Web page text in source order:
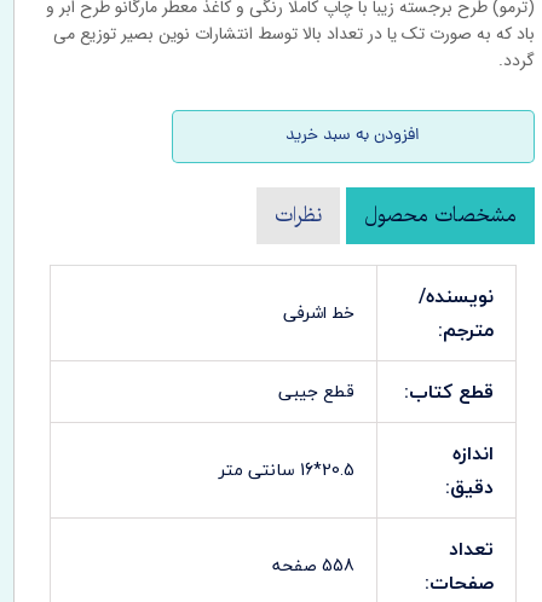
(ترمو) طرح برجسته زیبا با چاپ کاملا رنگی و کاغذ معطر مارگانو طرح ابر و
باد که به صورت تک یا در تعداد بالا توسط انتشارات نوین بصیر توزیع می
گردد.
افزودن به سبد خرید
مشخصات محصول نظرات
نویسنده/
مترجم:
خط اشرفی
قطع کتاب: قطع جیبی
اندازه
دقیق:
20.5*16 سانتی متر
تعداد
صفحات:
558 صفحه